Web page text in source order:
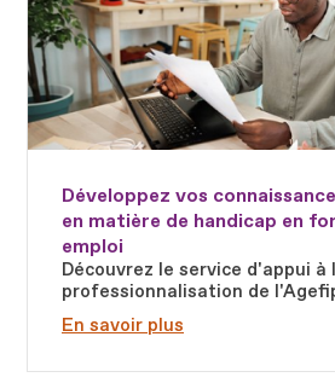
Développez vos
en matière de handicap en
emploi
Découvrez le service d'appui à
professionnalisation de
En savoir plus